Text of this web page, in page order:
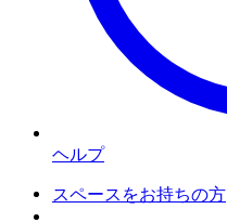
ヘルプ
スペースをお持ちの方